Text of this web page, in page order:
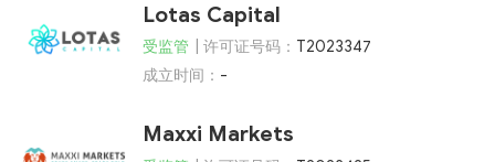
Lotas Capital
受监管 | 许可证号码： T2023347
成立时间： -
Maxxi Markets